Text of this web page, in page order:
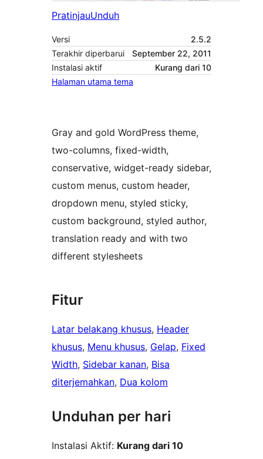
PratinjauUnduh
Versi
2.5.2
Terakhir diperbarui
September 22, 2011
Instalasi aktif
Kurang dari 10
Halaman utama tema
Gray and gold WordPress theme,
two-columns, fixed-width,
conservative, widget-ready sidebar,
custom menus, custom header,
dropdown menu, styled sticky,
custom background, styled author,
translation ready and with two
different stylesheets
Fitur
Latar belakang khusus, Header
khusus, Menu khusus, Gelap, Fixed
Width, Sidebar kanan, Bisa
diterjemahkan, Dua kolom
Unduhan per hari
Instalasi Aktif: Kurang dari 10